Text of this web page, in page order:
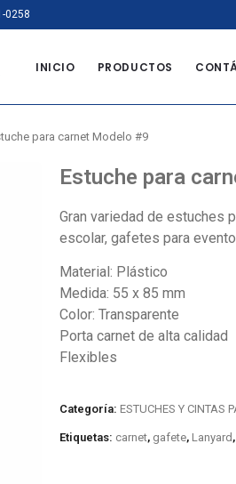
0258
INICIO PRODUCTOS
para carnet Modelo #9
Estuche para
Gran variedad de estuches
escolar, gafetes para
Material: Plástico
Medida: 55 x 85 mm
Color: Transparente
Porta carnet de alta calidad
Flexibles
Categoría: ESTUCHES Y CINTAS
Etiquetas: carnet, gafete, Lanyard,